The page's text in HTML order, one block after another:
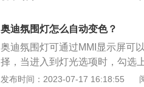
奥迪氛围灯怎么自动变色？
奥迪氛围灯可通过MMI显示屏可
择，当进入到灯光选项时，勾选
名气：奥迪氛围灯在汽车行业可
发布时间：2023-07-17 16:18:55